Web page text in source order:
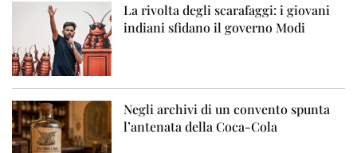
La rivolta degli scarafaggi: i giovani
indiani sfidano il governo Modi
Negli archivi di un convento spunta
l’antenata della Coca-Cola